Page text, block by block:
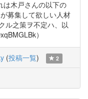
は木戸さんの以下の
募集して欲しい人材
ル之策ヲ不定ハ、以
）
(投稿一覧) 2